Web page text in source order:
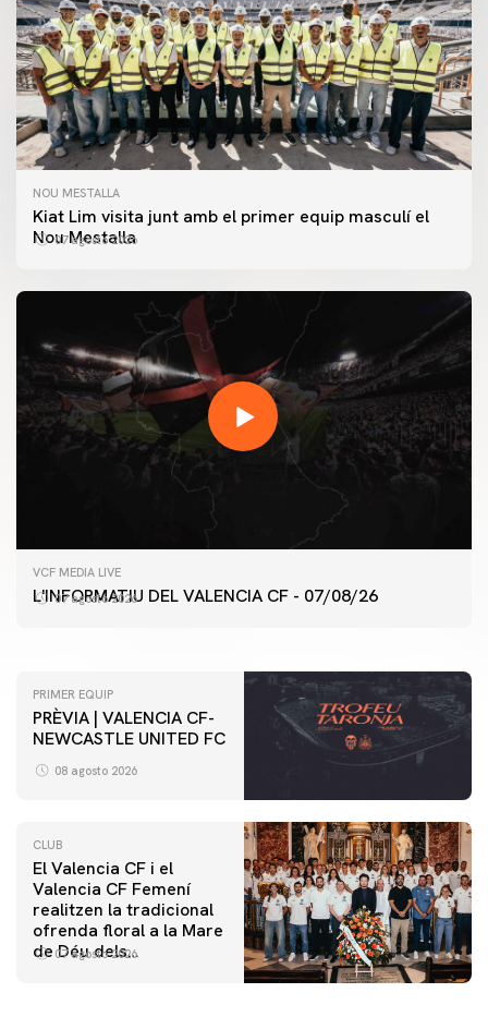
NOU MESTALLA
Kiat Lim visita junt amb el primer equip masculí el
Nou Mestalla
07 agosto 2026
VCF MEDIA LIVE
L'INFORMATIU DEL VALENCIA CF - 07/08/26
07 agosto 2026
PRIMER EQUIP
ENTRENAMENT DEL VALENCIA CF 7/8/2026
PRIMER EQUIP
PRÈVIA | VALENCIA CF-
NEWCASTLE UNITED FC
08 agosto 2026
CLUB
El Valencia CF i el
Valencia CF Femení
realitzen la tradicional
ofrenda floral a la Mare
de Déu dels
07 agosto 2026